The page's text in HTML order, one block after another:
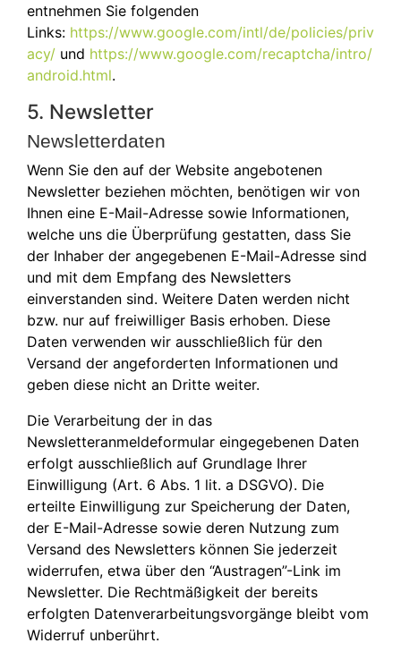
entnehmen Sie folgenden
Links: https://www.google.com/intl/de/policies/priv
acy/ und https://www.google.com/recaptcha/intro/
android.html.
5. Newsletter
Newsletterdaten
Wenn Sie den auf der Website angebotenen
Newsletter beziehen möchten, benötigen wir von
Ihnen eine E-Mail-Adresse sowie Informationen,
welche uns die Überprüfung gestatten, dass Sie
der Inhaber der angegebenen E-Mail-Adresse sind
und mit dem Empfang des Newsletters
einverstanden sind. Weitere Daten werden nicht
bzw. nur auf freiwilliger Basis erhoben. Diese
Daten verwenden wir ausschließlich für den
Versand der angeforderten Informationen und
geben diese nicht an Dritte weiter.
Die Verarbeitung der in das
Newsletteranmeldeformular eingegebenen Daten
erfolgt ausschließlich auf Grundlage Ihrer
Einwilligung (Art. 6 Abs. 1 lit. a DSGVO). Die
erteilte Einwilligung zur Speicherung der Daten,
der E-Mail-Adresse sowie deren Nutzung zum
Versand des Newsletters können Sie jederzeit
widerrufen, etwa über den “Austragen”-Link im
Newsletter. Die Rechtmäßigkeit der bereits
erfolgten Datenverarbeitungsvorgänge bleibt vom
Widerruf unberührt.